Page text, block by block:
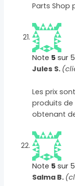
Parts Shop
Note 5 sur 5
Jules S.
Les prix
produits de
obtenant
Note 5 sur 5
Salma B.